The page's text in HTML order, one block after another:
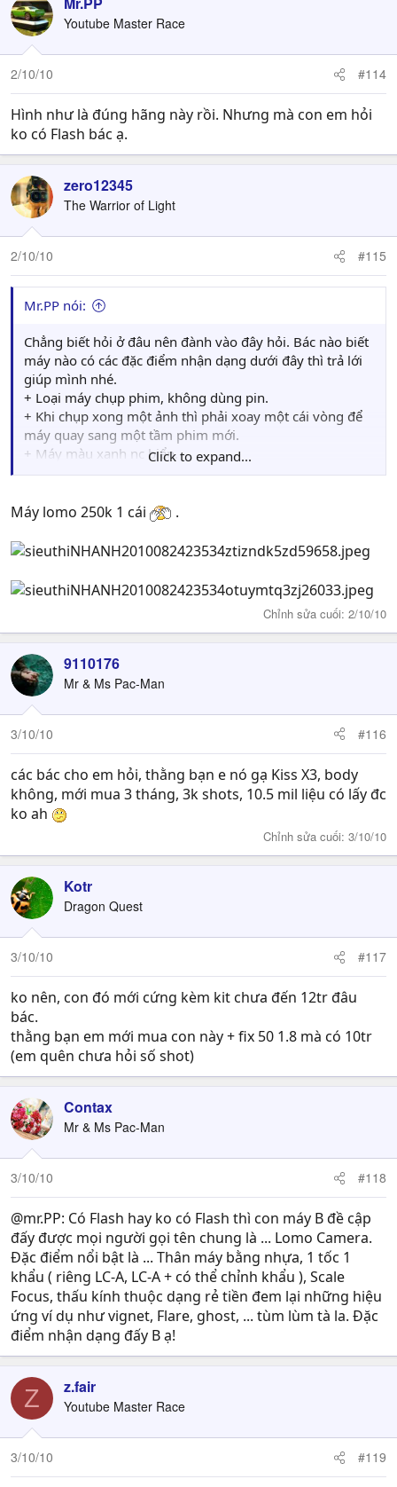
Youtube Master Race
2/10/10 #114
Hình như là đúng hãng này rồi. Nhưng mà con em hỏi
ko có Flash bác ạ.
zero12345
The Warrior of Light
2/10/10 #115
Mr.PP nói:
Chẳng biết hỏi ở đâu nên đành vào đây hỏi. Bác nào biết
máy nào có các đặc điểm nhận dạng dưới đây thì trả lới
giúp mình nhé.
+ Loại máy chụp phim, không dùng pin.
+ Khi chụp xong một ảnh thì phải xoay một cái vòng để
máy quay sang một tầm phim mới.
+ Máy màu xanh nc biển.
Mình biết là nói thế này hơi khó hiểu nhưng mong bác
Click to expand...
Máy lomo 250k 1 cái .
Chỉnh sửa cuối: 2/10/10
9110176
Mr & Ms Pac-Man
3/10/10 #116
các bác cho em hỏi, thằng bạn e nó gạ Kiss X3, body
không, mới mua 3 tháng, 3k shots, 10.5 mil liệu có lấy đc
ko ah
Chỉnh sửa cuối: 3/10/10
Kotr
Dragon Quest
3/10/10 #117
ko nên, con đó mới cứng kèm kit chưa đến 12tr đâu
bác.
thằng bạn em mới mua con này + fix 50 1.8 mà có 10tr
(em quên chưa hỏi số shot)
Contax
Mr & Ms Pac-Man
3/10/10 #118
@mr.PP: Có Flash hay ko có Flash thì con máy B đề cập
đấy được mọi người gọi tên chung là ... Lomo Camera.
Đặc điểm nổi bật là ... Thân máy bằng nhựa, 1 tốc 1
khẩu ( riêng LC-A, LC-A + có thể chỉnh khẩu ), Scale
Focus, thấu kính thuộc dạng rẻ tiền đem lại những hiệu
ứng ví dụ như vignet, Flare, ghost, ... tùm lùm tà la. Đặc
điểm nhận dạng đấy B ạ!
Z z.fair
Youtube Master Race
3/10/10 #119